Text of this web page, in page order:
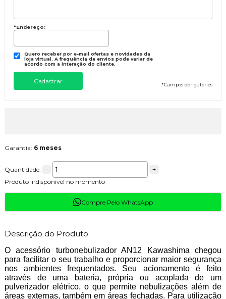
*Endereço:
Quero receber por e-mail ofertas e novidades da
loja virtual. A frequência de envios pode variar de
acordo com a interação do cliente.
*Campos obrigatórios
Garantia: 6 meses
Quantidade: - +
Produto indisponível no momento
Compre Pelo WhatsApp
Descrição do Produto
O acessório turbonebulizador AN12 Kawashima chegou
para facilitar o seu trabalho e proporcionar maior segurança
nos ambientes frequentados. Seu acionamento é feito
através de uma bateria, própria ou acoplada de um
pulverizador elétrico, o que permite nebulizações além de
áreas externas, também em áreas fechadas. Para utilização